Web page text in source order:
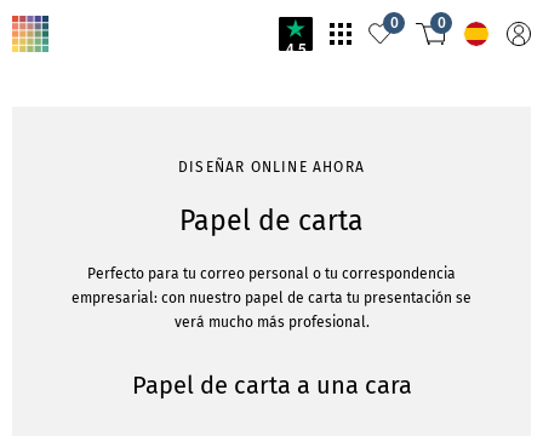
4.5
0 0
DISEÑAR ONLINE AHORA
Papel de carta
Perfecto para tu correo personal o tu correspondencia
empresarial: con nuestro papel de carta tu presentación se
verá mucho más profesional.
Papel de carta a una cara